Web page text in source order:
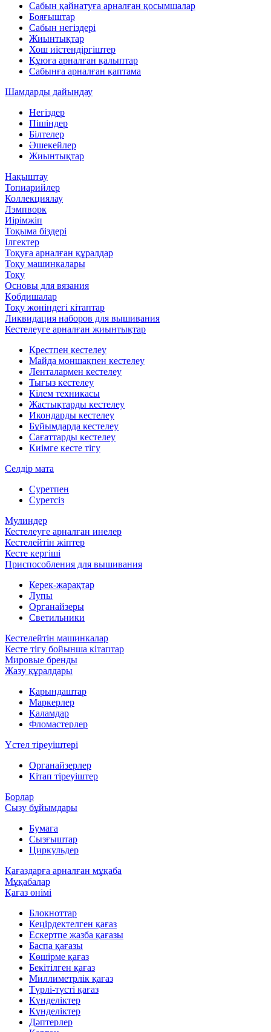
Сабын қайнатуға арналған қосымшалар
Бояғыштар
Сабын негіздері
Жиынтықтар
Хош иістендіргіштер
Құюға арналған қалыптар
Сабынға арналған қаптама
Шамдарды дайындау
Негіздер
Пішіндер
Білтелер
Әшекейлер
Жиынтықтар
Нақыштау
Топиарийлер
Коллекциялау
Лэмпворк
Иірімжіп
Тоқыма біздері
Ілгектер
Тоқуға арналған құралдар
Тоқу машинкалары
Тоқу
Основы для вязания
Қобдишалар
Тоқу жөніндегі кітаптар
Ликвидация наборов для вышивания
Кестелеуге арналған жиынтықтар
Крестпен кестелеу
Майда моншақпен кестелеу
Ленталармен кестелеу
Тығыз кестелеу
Кілем техникасы
Жастықтарды кестелеу
Икондарды кестелеу
Бұйымдарда кестелеу
Сағаттарды кестелеу
Киімге кесте тігу
Селдір мата
Суретпен
Суретсіз
Мулиндер
Кестелеуге арналған инелер
Кестелейтін жіптер
Кесте кергіші
Приспособления для вышивания
Керек-жарақтар
Лупы
Органайзеры
Светильники
Кестелейтін машинкалар
Кесте тігу бойынша кітаптар
Мировые бренды
Жазу құралдары
Қарындаштар
Маркерлер
Қаламдар
Фломастерлер
Үстел тіреуіштері
Органайзерлер
Кітап тіреуіштер
Борлар
Сызу бұйымдары
Бумага
Сызғыштар
Циркульдер
Қағаздарға арналған мұқаба
Мұқабалар
Қағаз өнімі
Блокноттар
Кеңірдектелген қағаз
Ескертпе жазба қағазы
Баспа қағазы
Көшірме қағаз
Бекітілген қағаз
Миллиметрлік қағаз
Түрлі-түсті қағаз
Күнделіктер
Күнделіктер
Дәптерлер